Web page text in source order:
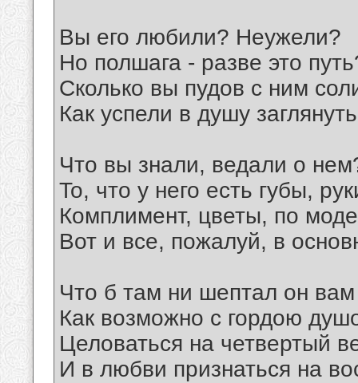
Вы его любили? Неужели?
Но полшага - разве это
Сколько вы пудов с ним
Как успели в душу
Что вы знали, ведали о
To, что у него есть губы,
Комплимент, цветы, по
Вот и все, пожалуй, в
Что б там ни шептал он вам
Как возможно с гордою
Целоваться на четвертый
И в любви признаться на